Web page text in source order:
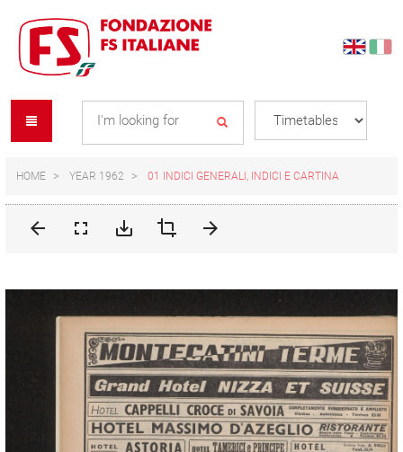
content
navigation
menu
HOME YEAR 1962 01 INDICI GENERALI, INDICI E CARTINA